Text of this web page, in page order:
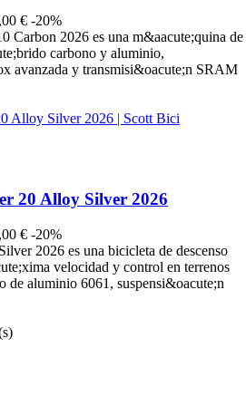
€ -20%
Carbon 2026 es una m&aacute;quina de
carbono y aluminio,
avanzada y transmisi&oacute;n SRAM
20 Alloy Silver 2026
€ -20%
2026 es una bicicleta de descenso
velocidad y control en terrenos
de aluminio 6061, suspensi&oacute;n